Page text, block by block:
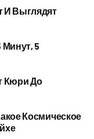
И Выглядят
5
Кюри До
Космическое